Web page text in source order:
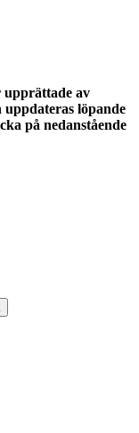
av
uppdateras löpande
på nedanstående